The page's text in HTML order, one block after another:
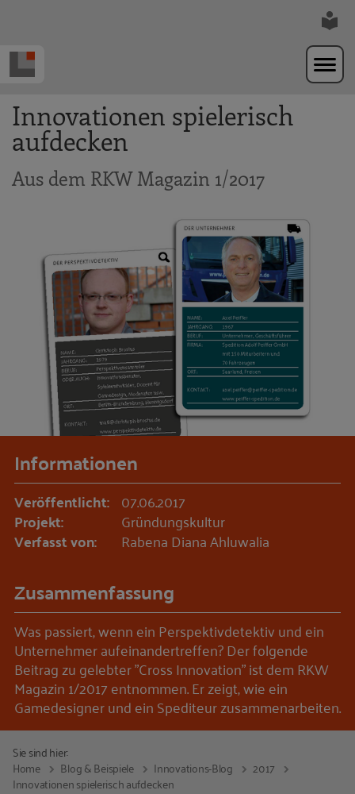
Innovationen spielerisch
aufdecken
Aus dem RKW Magazin 1/2017
Informationen
Veröffentlicht: 07.06.2017
Projekt: Gründungskultur
Verfasst von: Rabena Diana Ahluwalia
Zusammenfassung
Was passiert, wenn ein Perspektivdetektiv und ein
Unternehmer aufeinandertreffen? Der folgende
Beitrag zu gelebter "Cross Innovation" ist dem RKW
Magazin 1/2017 entnommen. Er zeigt, wie ein
Gamedesigner und ein Spediteur zusammenarbeiten.
Sie sind hier:
Home
Blog & Beispiele Innovations-Blog
2017
Innovationen spielerisch aufdecken